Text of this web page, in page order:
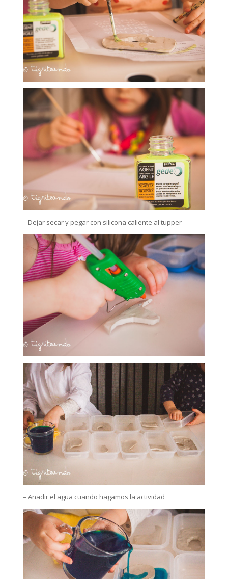
– Dejar secar y pegar con silicona caliente al tupper
– Añadir el agua cuando hagamos la actividad